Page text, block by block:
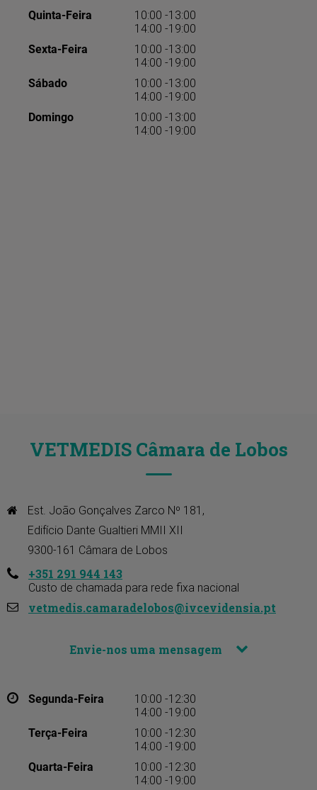
Quinta-Feira
10:00 -13:00
14:00 -19:00
Sexta-Feira
10:00 -13:00
14:00 -19:00
Sábado
10:00 -13:00
14:00 -19:00
Domingo
10:00 -13:00
14:00 -19:00
VETMEDIS Câmara de Lobos
Est. João Gonçalves Zarco Nº 181,
Edifício Dante Gualtieri MMII XII
9300-161 Câmara de Lobos
+351 291 944 143
Custo de chamada para rede fixa nacional
vetmedis.camaradelobos@ivcevidensia.pt
Envie-nos uma mensagem
Segunda-Feira
10:00 -12:30
14:00 -19:00
Terça-Feira
10:00 -12:30
14:00 -19:00
Quarta-Feira
10:00 -12:30
14:00 -19:00